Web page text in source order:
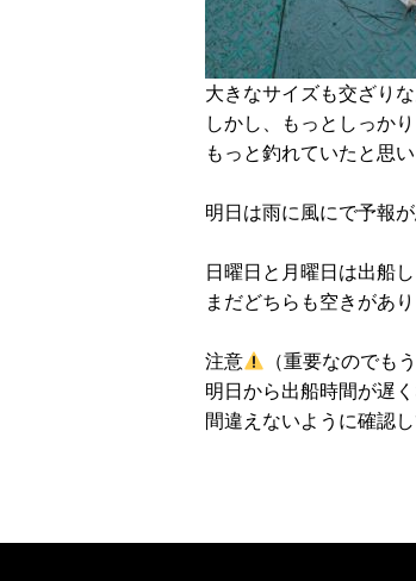
大きなサイズも交ざり
しかし、もっとしっか
もっと釣れていたと思い
明日は雨に風にで予報
日曜日と月曜日は出船し
まだどちらも空きがあ
注意
（重要なのでも
明日から出船時間が遅く
間違えないように確認し